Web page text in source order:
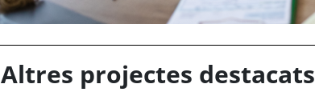
Altres projectes destacats